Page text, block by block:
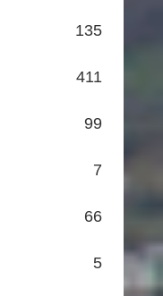
135
411
99
7
66
5